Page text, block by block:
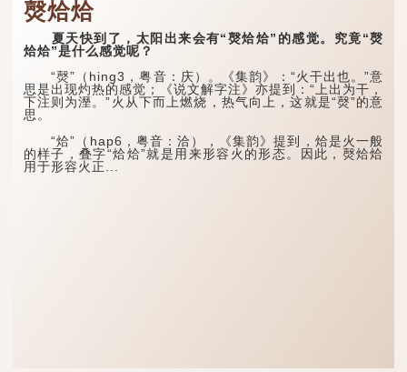
㷫烚烚
夏天快到了，太阳出来会有“㷫烚烚”的感觉。究竟“㷫
烚烚”是什么感觉呢？
“㷫”（hing3，粤音：庆）。《集韵》：“火干出也。”意
思是出现灼热的感觉；《说文解字注》亦提到：“上出为干，
下注则为溼。”火从下而上燃烧，热气向上，这就是“㷫”的意
思。
“烚”（hap6，粤音：洽），《集韵》提到，烚是火一般
的样子，叠字“烚烚”就是用来形容火的形态。因此，㷫烚烚
用于形容火正...